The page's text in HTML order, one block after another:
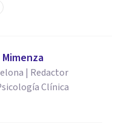
| Redactor
Clínica